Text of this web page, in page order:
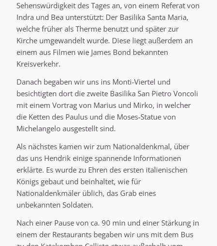
Sehenswürdigkeit des Tages an, von einem Referat von
Indra und Bea unterstützt: Der Basilika Santa Maria,
welche früher als Therme benutzt und später zur
Kirche umgewandelt wurde. Diese liegt außerdem an
einem aus Filmen wie James Bond bekannten
Kreisverkehr.
Danach begaben wir uns ins Monti-Viertel und
besichtigten dort die zweite Basilika San Pietro Voncoli
mit einem Vortrag von Marius und Mirko, in welcher
die Ketten des Paulus und die Moses-Statue von
Michelangelo ausgestellt sind.
Als nächstes kamen wir zum Nationaldenkmal, über
das uns Hendrik einige spannende Informationen
erklärte. Es wurde zu Ehren des ersten italienischen
Königs gebaut und beinhaltet, wie für
Nationaldenkmäler üblich, das Grab eines
unbekannten Soldaten.
Nach einer Pause von ca. 90 min und einer Stärkung in
einem der Restaurants begaben wir uns mit dem Bus